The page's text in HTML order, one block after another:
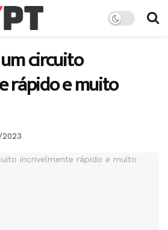
circuito
rápido e muito
2023